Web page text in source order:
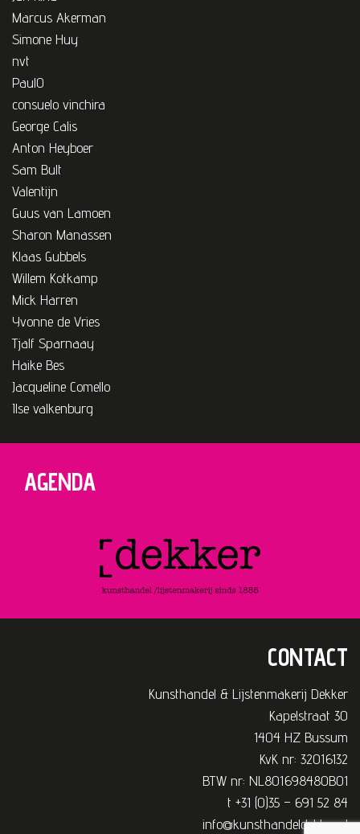
Marcus Akerman
Simone Huy
nvt
PaulO
consuelo vinchira
George Calis
Anton Heyboer
Sam Bult
Valentijn
Guus van Lamoen
Sharon Manassen
Klaas Gubbels
Willem Kotkamp
Mick Harren
Yvonne de Vries
Tjalf Sparnaay
Haike Bes
Jacqueline Comello
Ilse valkenburg
AGENDA
CONTACT
Kunsthandel & Lijstenmakerij Dekker
Kapelstraat 30
1404 HZ Bussum
KvK nr: 32016132
BTW nr: NL801698480B01
t +31 (0)35 – 691 52 84
info@kunsthandeldekker.nl